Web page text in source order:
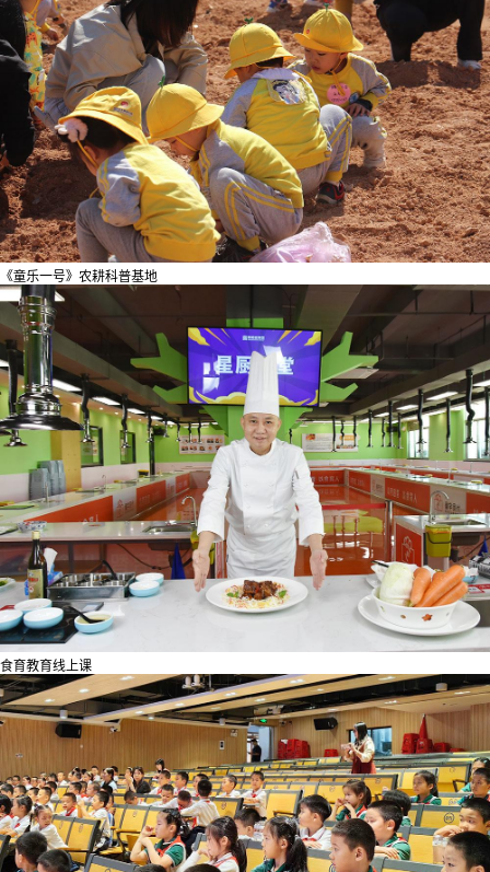
《童乐一号》农耕科普基地
食育教育线上课